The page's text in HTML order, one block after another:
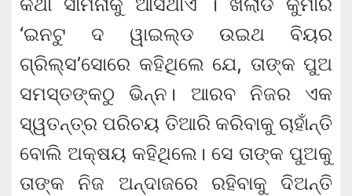
‘ଇନଟୁ ଦ ୱାଇଲ୍ଡ ଉଇଥ ବିୟର
ଗ୍ରିଲ୍ସ’ସୋରେ କହିଥିଲେ ଯେ, ତାଙ୍କ ପୁଅ
ସମସ୍ତଙ୍କଠୁ ଭିନ୍ନ। ଆରବ ନିଜର ଏକ
ସ୍ୱତନ୍ତ୍ର ପରିଚୟ ତିଆରି କରିବାକୁ ଚାହାଁନ୍ତି
ବୋଲି ଅକ୍ଷୟ କହିଥିଲେ। ସେ ତାଙ୍କ ପୁଅକୁ
ତାଙ୍କ ନିଜ ଅନ୍ଦାଜରେ ରହିବାକୁ ଦିଅନ୍ତି